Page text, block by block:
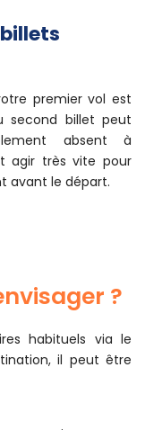
premier vol est
second billet peut
absent à
agir très vite pour
avant le départ.
?
habituels via le
il peut être